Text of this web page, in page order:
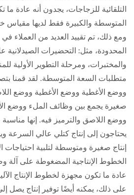
التلقائية للزجاجات، يجدون أنه عادة ما
المتوسطة والكبيرة فقط لديها مقياس
ومع ذلك، تم تقييد العديد من العملاء في
المحدودة، مثل: التحضيرات الصيدلانية
والمختبرات، ومرحلة التطوير الأولية
متطلبات السعة المتوسطة. لقد قمنا
ووضع الأغطية ووضع الأغطية ووضع
صغيرة يجمع بين وظائف الملء ووضع
ووضع اللاصق والترميز فيه. إنها مناسبة
يحتاجون إلى إنتاج كتلي عالي السرعة
إنتاج صغيرة ومتوسطة لتلبية احتياجات
الخطوط الإنتاجية المضغوطة على آلة
عادة ما تكون مجهزة لخطوط الإنتاج